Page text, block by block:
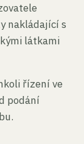
nakládající s
látkami
řízení ve
podání